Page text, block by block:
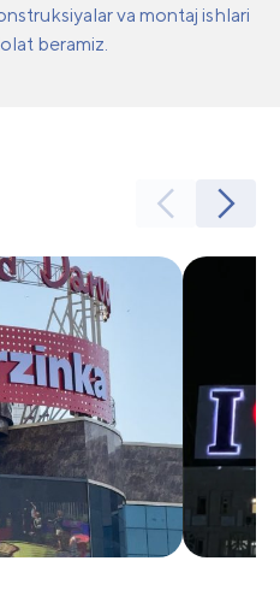
va montaj ishlari
beramiz.